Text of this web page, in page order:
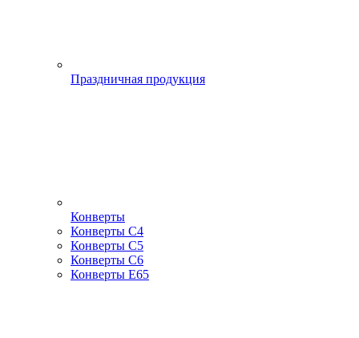
Праздничная продукция
Конверты
Конверты С4
Конверты С5
Конверты С6
Конверты Е65